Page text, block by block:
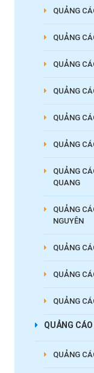
QUẢNG
QUẢNG
QUẢNG
QUẢNG
QUẢNG
QUẢNG
QUẢNG
QUANG
QUẢNG
NGUYÊN
QUẢNG
QUẢNG
QUẢNG
QUẢNG
QUẢNG